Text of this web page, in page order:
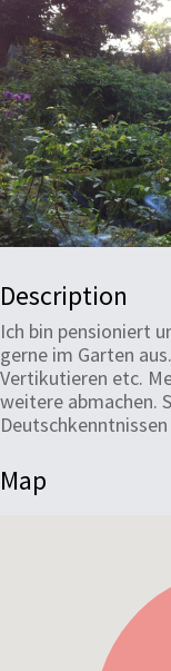
Description
Ich bin pensioniert
gerne im Garten
Vertikutieren etc.
weitere abmachen.
Deutschkenntnissen
Map